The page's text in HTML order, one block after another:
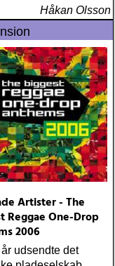
Håkan Olsson
Artister - The
Reggae One-Drop
2006
udsendte det